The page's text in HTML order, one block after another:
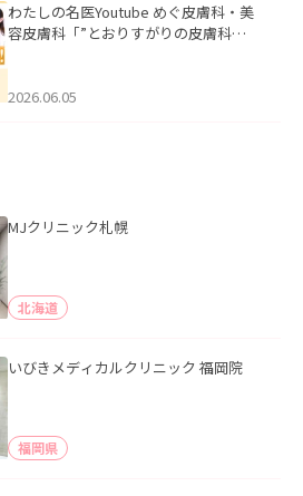
わたしの名医Youtube めぐ皮膚科・美
容皮膚科「”とおりすがりの皮膚科
2026.06.05
MJクリニック札幌
北海道
いびきメディカルクリニック 福岡院
福岡県